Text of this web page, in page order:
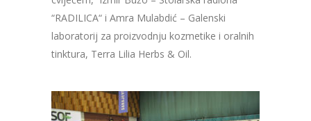
“RADILICA“ i Amra Mulabdić – Galenski
laboratorij za proizvodnju kozmetike i oralnih
tinktura, Terra Lilia Herbs & Oil.